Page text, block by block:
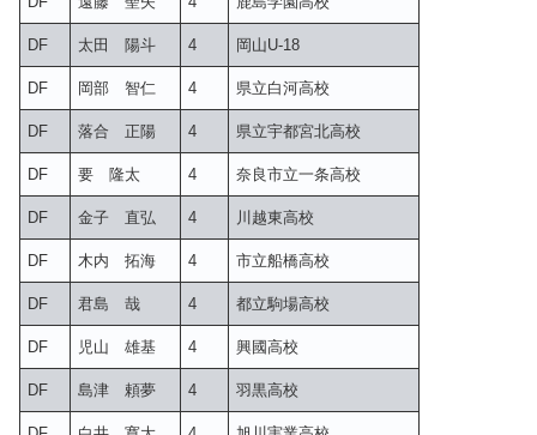
DF 太田 陽斗 4 岡山U-18
DF 岡部 智仁 4 県立白河高校
DF 落合 正陽 4 県立宇都宮北高校
DF 要 隆太 4 奈良市立一条高校
DF 金子 直弘 4 川越東高校
DF 木内 拓海 4 市立船橋高校
DF 君島 哉 4 都立駒場高校
DF 児山 雄基 4 興國高校
DF 島津 頼夢 4 羽黒高校